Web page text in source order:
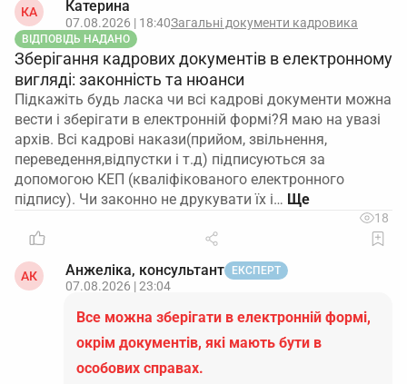
КА Катерина
07.08.2026 | 18:40Загальні документи кадровика
ВІДПОВІДЬ НАДАНО
Зберігання кадрових документів в електронному
вигляді: законність та нюанси
Підкажіть будь ласка чи всі кадрові документи можна
вести і зберігати в електронній формі?Я маю на увазі
архів. Всі кадрові накази(прийом, звільнення,
переведення,відпустки і т.д) підписуються за
допомогою КЕП (кваліфікованого електронного
підпису). Чи законно не друкувати їх і…
18
АК Анжеліка, консультант ЕКСПЕРТ
07.08.2026 | 23:04
Все можна зберігати в електронній формі,
окрім документів, які мають бути в
особових справах.